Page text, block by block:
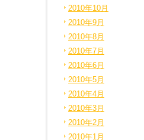
2010年10月
2010年9月
2010年8月
2010年7月
2010年6月
2010年5月
2010年4月
2010年3月
2010年2月
2010年1月